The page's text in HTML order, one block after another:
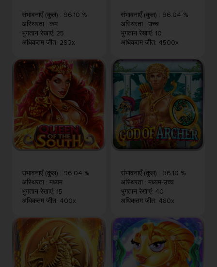
संभावनाएँ (कुल) : 96.10 %
अस्थिरता : कम
भुगतान रेखाएं: 25
अधिकतम जीत: 293x
संभावनाएँ (कुल) : 96.04 %
अस्थिरता : उच्च
भुगतान रेखाएं: 10
अधिकतम जीत: 4500x
संभावनाएँ (कुल) : 96.04 %
अस्थिरता : मध्यम
भुगतान रेखाएं: 15
अधिकतम जीत: 400x
संभावनाएँ (कुल) : 96.10 %
अस्थिरता : मध्यम-उच्च
भुगतान रेखाएं: 40
अधिकतम जीत: 480x